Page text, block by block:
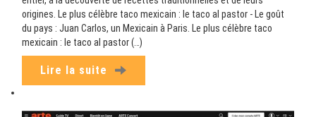
origines. Le plus célèbre taco mexicain : le taco al pastor - Le goût
du pays : Juan Carlos, un Mexicain à Paris. Le plus célèbre taco
mexicain : le taco al pastor (…)
Lire la suite